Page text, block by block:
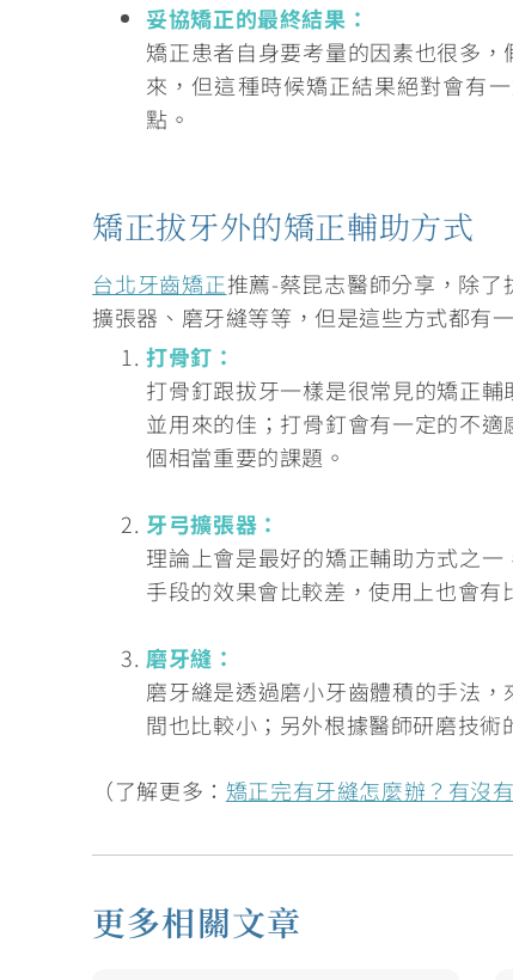
妥協矯正的最終結果：
矯正患者自身要考量的因素也很多
來，但這種時候矯正結果絕對會有
點。
矯正拔牙外的矯正輔助方式
台北牙齒矯正推薦-蔡昆志醫師分享，除
擴張器、磨牙縫等等 ，但是這些方式都有
打骨釘：
打骨釘跟拔牙一樣是很常見的矯正
並用來的佳；打骨釘會有一定的不
個相當重要的課題。
牙弓擴張器：
理論上會是最好的矯正輔助方式之
手段的效果會比較差，使用上也會有
磨牙縫：
磨牙縫是透過磨小牙齒體積的手法
間也比較小；另外根據醫師研磨技術
（了解更多： 矯正完有牙縫怎麼辦？有沒
更多相關文章